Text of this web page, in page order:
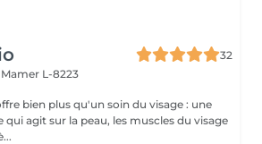
32
Mamer L-8223
bien plus qu'un soin du visage : une
agit sur la peau, les muscles du visage